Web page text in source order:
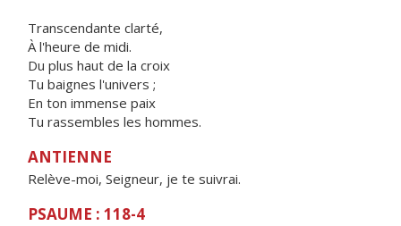
Transcendante clarté,
À l'heure de midi.
Du plus haut de la croix
Tu baignes l'univers ;
En ton immense paix
Tu rassembles les hommes.
ANTIENNE
Relève-moi, Seigneur, je te suivrai.
PSAUME : 118-4